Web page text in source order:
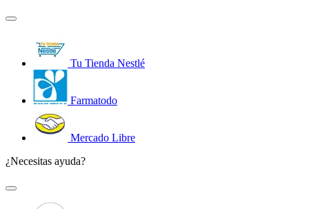
Tu Tienda Nestlé
Farmatodo
Mercado Libre
¿Necesitas ayuda?